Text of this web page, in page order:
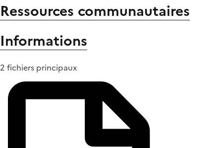
Ressources communautaires
Informations
2 fichiers principaux